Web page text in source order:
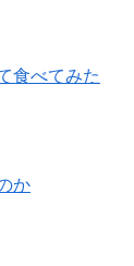
食べてみた
か